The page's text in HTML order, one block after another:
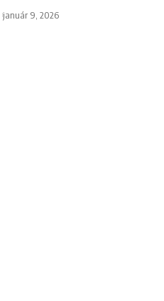
január 9, 2026